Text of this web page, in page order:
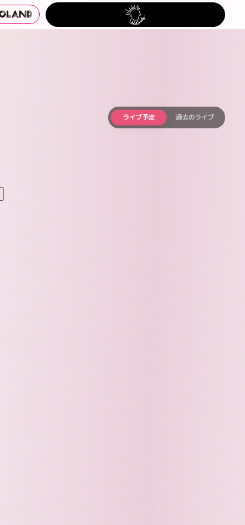
ライブ予定 過去のライブ